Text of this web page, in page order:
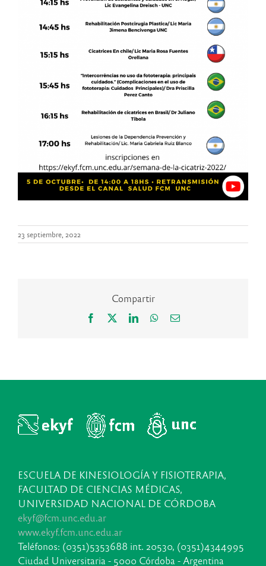
23 septiembre, 2022
Compartir
Facebook LinkedInWhatsApp
Correo
ESCUELA DE KINESIOLOGÍA Y FISIOTERAPIA,
FACULTAD DE CIENCIAS MÉDICAS,
UNIVERSIDAD NACIONAL DE CÓRDOBA
ekyf@fcm.unc.edu.ar
www.ekyf.fcm.unc.edu.ar
Teléfonos: (0351)5353688 int. 20530, (0351)4344995
Ciudad Universitaria - 5000 Córdoba - Argentina